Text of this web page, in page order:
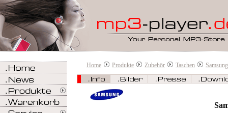
Home Produkte Zubehör Taschen Samsung